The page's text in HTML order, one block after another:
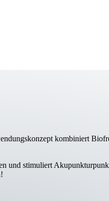
kombiniert
und stimuliert